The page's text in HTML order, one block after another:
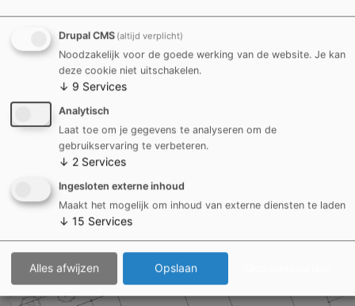
Drupal CMS (altijd verplicht)
Noodzakelijk voor de goede werking van de website. Je kan
deze cookie niet uitschakelen.
↓ 9 Services
Analytisch
Laat toe om je gegevens te analyseren om de
gebruikservaring te verbeteren.
↓ 2 Services
Ingesloten externe inhoud
Maakt het mogelijk om inhoud van externe diensten te laden
↓ 15 Services
Alles afwijzen Opslaan